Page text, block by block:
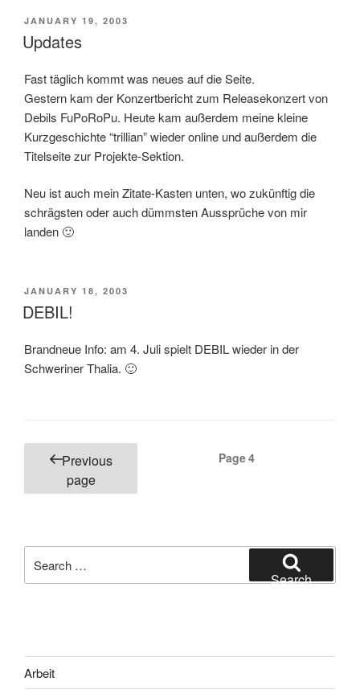
POSTED
ON
JANUARY 19, 2003
Updates
Fast täglich kommt was neues auf die Seite.
Gestern kam der Konzertbericht zum Releasekonzert von
Debils FuPoRoPu. Heute kam außerdem meine kleine
Kurzgeschichte “trillian” wieder online und außerdem die
Titelseite zur Projekte-Sektion.
Neu ist auch mein Zitate-Kasten unten, wo zukünftig die
schrägsten oder auch dümmsten Aussprüche von mir
landen 🙂
POSTED
ON
JANUARY 18, 2003
DEBIL!
Brandneue Info: am 4. Juli spielt DEBIL wieder in der
Schweriner Thalia. 🙂
Posts
pagination
Previous
page
Page4
for:
Search
Arbeit